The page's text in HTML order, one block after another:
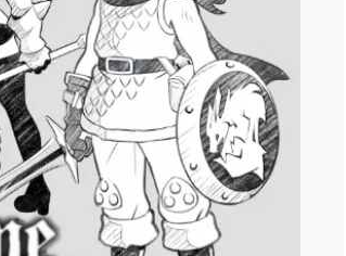
雑誌出版
ンジ ビューテ
CAMPFIRE for Social GoodCAMPFIRE
CAMPFIREふるさと納税machi-ya